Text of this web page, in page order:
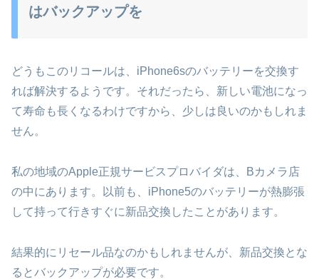
はバックアップを
どうもこのリコールは、iPhone6sのバッテリーを交換す
れば解決するようです。それだったら、新しい電池になっ
て寿命も長くなるわけですから、少しは良いのかもしれま
せん。
私の地域のApple正規サービスプロバイダは、Bカメラ店
の中にあります。以前も、iPhone5のバッテリーが熱膨張
して持って行きすぐに新品交換したことがあります。
結果的にリセール品なのかもしれませんが、新品交換とな
るとバックアップが必要です。